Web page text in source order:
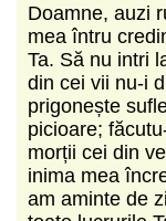
Doamne, auzi
mea întru
Ta. Să nu intri
din cei vii nu-i
prigonește
picioare;
morții cei din
inima mea
am aminte de